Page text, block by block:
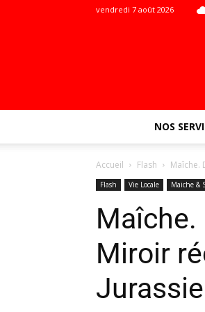
vendredi 7 août 2026
NOS
Accueil Flash Maîche.
Flash Vie Locale Maiche &
Miroir